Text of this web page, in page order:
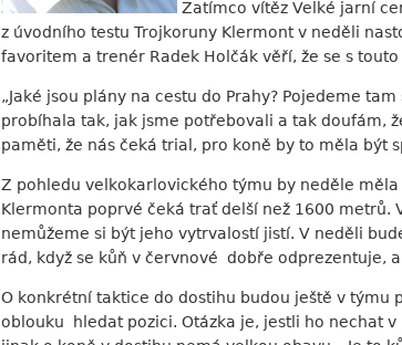
Zatímco vítěz Velké jarní
z úvodního testu Trojkoruny Klermont v neděli
favoritem a trenér Radek Holčák věří, že se s
„Jaké jsou plány na cestu do Prahy? Pojedeme
probíhala tak, jak jsme potřebovali a tak doufám,
paměti, že nás čeká trial, pro koně by to měla být
Z pohledu velkokarlovického týmu by neděle
Klermonta poprvé čeká trať delší než 1600 metrů.
nemůžeme si být jeho vytrvalostí jistí. V neděli
rád, když se kůň v červnové dobře odprezentuje,
O konkrétní taktice do dostihu budou ještě v týmu
oblouku hledat pozici. Otázka je, jestli ho nechat